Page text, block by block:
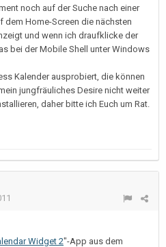
noch auf der Suche nach einer
dem Home-Screen die nächsten
und wenn ich draufklicke der
bei der Mobile Shell unter Windows
Kalender ausprobiert, die können
jungfräuliches Desire nicht weiter
daher bitte ich Euch um Rat.
Widget 2"-App aus dem